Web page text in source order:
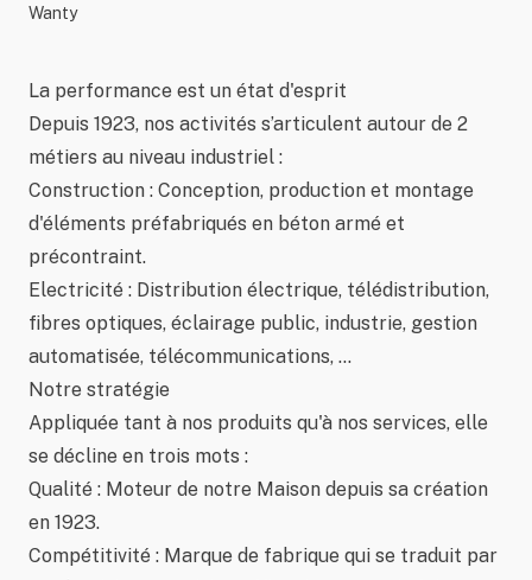
Wanty
La performance est un état d'esprit
Depuis 1923, nos activités s’articulent autour de 2
métiers au niveau industriel :
Construction : Conception, production et montage
d'éléments préfabriqués en béton armé et
précontraint.
Electricité : Distribution électrique, télédistribution,
fibres optiques, éclairage public, industrie, gestion
automatisée, télécommunications, ...
Notre stratégie
Appliquée tant à nos produits qu'à nos services, elle
se décline en trois mots :
Qualité : Moteur de notre Maison depuis sa création
en 1923.
Compétitivité : Marque de fabrique qui se traduit par